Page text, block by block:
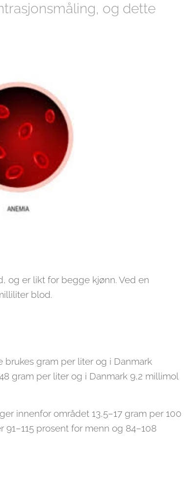
og dette
og er likt for begge kjønn. Ved en
blod.
gram per liter og i Danmark
gram per liter og i Danmark 9,2 millimol
innenfor området 13,5–17 gram per 100
prosent for menn og 84–108